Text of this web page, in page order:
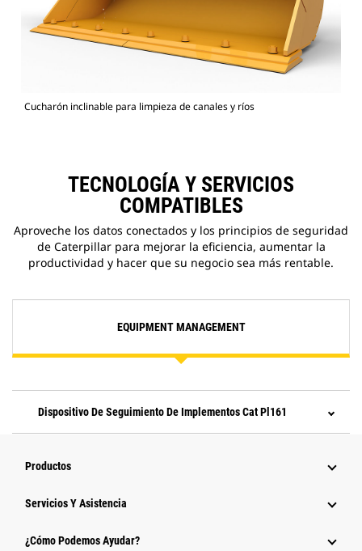
Cucharón inclinable para limpieza de canales y ríos
TECNOLOGÍA Y SERVICIOS
COMPATIBLES
Aproveche los datos conectados y los principios de seguridad
de Caterpillar para mejorar la eficiencia, aumentar la
productividad y hacer que su negocio sea más rentable.
EQUIPMENT MANAGEMENT
Dispositivo De Seguimiento De Implementos Cat Pl161
Productos
Servicios Y Asistencia
¿Cómo Podemos Ayudar?